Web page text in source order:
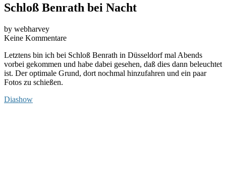
Schloß Benrath bei Nacht
by webharvey
Keine Kommentare
Letztens bin ich bei Schloß Benrath in Düsseldorf mal Abends
vorbei gekommen und habe dabei gesehen, daß dies dann beleuchtet
ist. Der optimale Grund, dort nochmal hinzufahren und ein paar
Fotos zu schießen.
Diashow